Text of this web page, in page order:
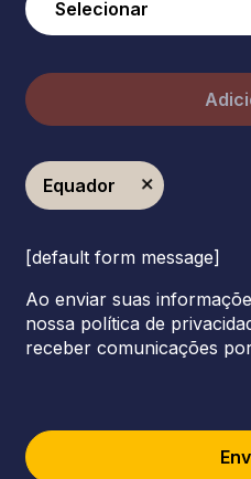
Equador
[default form message]
Ao enviar suas
nossa política de
receber comunicações